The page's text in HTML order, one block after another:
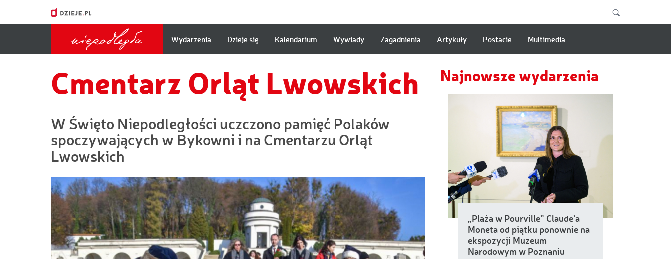
Główna
nawigacja
Wydarzenia Dzieje się Kalendarium Wywiady Zagadnienia Artykuły Postacie Multimedia
Cmentarz Orląt Lwowskich
W Święto Niepodległości uczczono pamięć Polaków
spoczywających w Bykowni i na Cmentarzu Orląt
Lwowskich
Najnowsze wydarzenia
„Plaża w Pourville” Claude’a
Moneta od piątku ponownie na
ekspozycji Muzeum
Narodowym w Poznaniu